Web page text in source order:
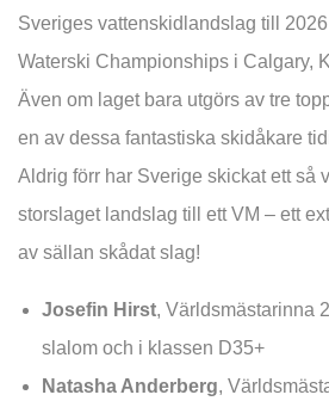
Sveriges vattenskidlandslag till
Waterski Championships i Calgary,
Även om laget bara utgörs av tre
en av dessa fantastiska skidåkare
Aldrig förr har Sverige skickat ett så
storslaget landslag till ett VM – ett
av sällan skådat slag!
Josefin Hirst, Världsmästarinna
slalom och i klassen D35+
Natasha Anderberg,